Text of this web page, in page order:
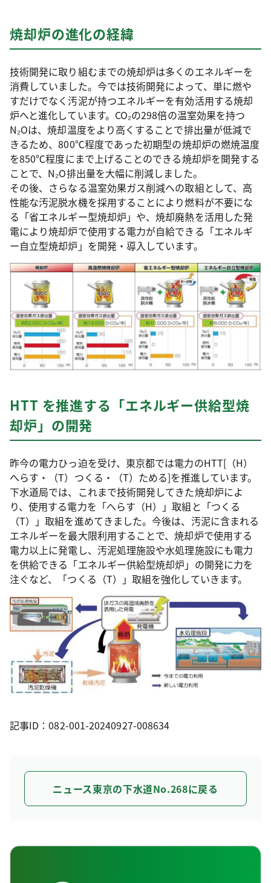
焼却炉の進化の経緯
技術開発に取り組むまでの焼却炉は多くのエネルギーを
消費していました。今では技術開発によって、単に燃や
すだけでなく汚泥が持つエネルギーを有効活用する焼却
炉へと進化しています。CO₂の298倍の温室効果を持つ
N₂Oは、焼却温度をより高くすることで排出量が低減で
きるため、800℃程度であった初期型の焼却炉の燃焼温度
を850℃程度にまで上げることのできる焼却炉を開発する
ことで、N₂O排出量を大幅に削減しました。
その後、さらなる温室効果ガス削減への取組として、高
性能な汚泥脱水機を採用することにより燃料が不要にな
る「省エネルギー型焼却炉」や、焼却廃熱を活用した発
電により焼却炉で使用する電力が自給できる「エネルギ
ー自立型焼却炉」を開発・導入しています。
HTT を推進する「エネルギー供給型焼
却炉」の開発
昨今の電力ひっ迫を受け、東京都では電力のHTT[（H）
へらす・（T）つくる・（T）ためる]を推進しています。
下水道局では、これまで技術開発してきた焼却炉によ
り、使用する電力を「へらす（H）」取組と「つくる
（T）」取組を進めてきました。今後は、汚泥に含まれる
エネルギーを最大限利用することで、焼却炉で使用する
電力以上に発電し、汚泥処理施設や水処理施設にも電力
を供給できる「エネルギー供給型焼却炉」の開発に力を
注ぐなど、「つくる（T）」取組を強化していきます。
記事ID：082-001-20240927-008634
ニュース東京の下水道No.268に戻る